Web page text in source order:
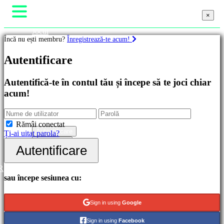
Recomandate
Lansări
noi
Categorii
Jocuri
de
Jocuri
strategie
de
Jocul
Gameplay
Noutăți
Ajutor
Autentificare
×
Încă nu ești membru? Înregistrează-te acum!
Autentificare
Autentifică-te în contul tău și începe să te joci chiar
acum!
Rămâi conectat
Ți-ai uitat parola?
Autentificare
sau începe sesiunea cu:
Sign in using Google
Sign in using Facebook
×
×